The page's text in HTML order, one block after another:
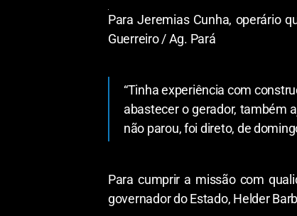
Para Jeremias Cunha, operário
Guerreiro / Ag. Pará
“Tinha experiência com
abastecer o gerador, também
não parou, foi direto, de
Para cumprir a missão com
governador do Estado, Helder